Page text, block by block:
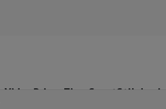
Video Prime Time SportStil de